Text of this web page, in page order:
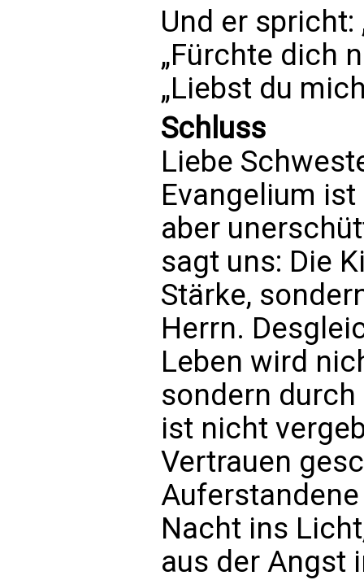
Und er spricht:
„Fürchte dich
„Liebst du
Schluss
Liebe
Evangelium
aber
sagt uns: Die
Stärke,
Herrn.
Leben wird
sondern durch
ist nicht
Vertrauen
Nacht ins
aus der Angst